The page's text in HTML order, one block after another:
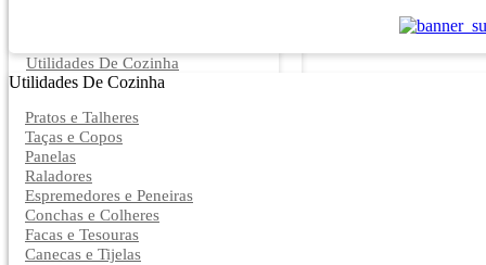
Utilidades De Cozinha
Utilidades De Cozinha
Pratos e Talheres
Taças e Copos
Panelas
Raladores
Espremedores e Peneiras
Conchas e Colheres
Facas e Tesouras
Canecas e Tijelas